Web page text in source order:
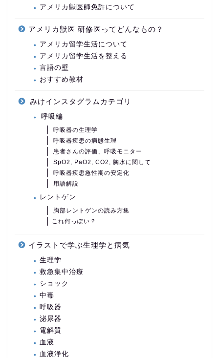
アメリカ獣医師免許について
アメリカ獣医 研修医ってどんなもの？
アメリカ留学生活について
アメリカ留学生活を整える
言語の壁
おすすめ教材
みけインスタグラムカテゴリ
呼吸編
呼吸器の生理学
呼吸器疾患の病態生理
患者さんの評価、呼吸モニター
SpO2, PaO2, CO2, 胸水に関して
呼吸器疾患急性期の安定化
用語解説
レントゲン
胸部レントゲンの読み方集
これ何っぽい？
イラストで学ぶ生理学と病気
生理学
救急集中治療
ショック
中毒
呼吸器
泌尿器
電解質
血液
血液浄化